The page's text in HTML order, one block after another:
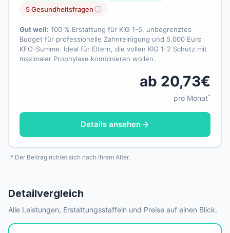
5 Gesundheitsfragen
Gut weil: 100 % Erstattung für KIG 1-5, unbegrenztes
Budget für professionelle Zahnreinigung und 5.000 Euro
KFO-Summe. Ideal für Eltern, die vollen KIG 1-2 Schutz mit
maximaler Prophylaxe kombinieren wollen.
ab 20,73€
pro Monat*
Details ansehen
* Der Beitrag richtet sich nach Ihrem Alter.
Detailvergleich
Alle Leistungen, Erstattungsstaffeln und Preise auf einen Blick.